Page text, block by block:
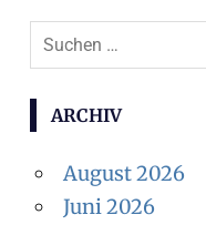
Suchen
nach:
ARCHIV
August 2026
Juni 2026